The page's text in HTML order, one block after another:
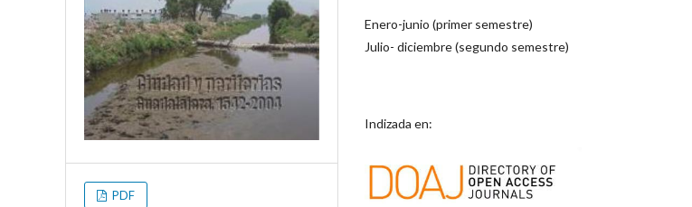
PDF
Enero-junio (primer semestre)
Julio- diciembre (segundo semestre)
Indizada en: